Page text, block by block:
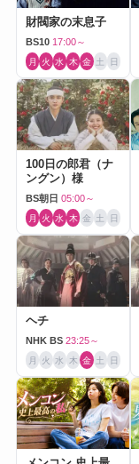
財閥家の末息子
BS10 17:00～
月 火 水 木 金 土 日
100日の郎君（ナ
ングン）様
BS朝日 05:00～
月 火 水 木 金 土 日
ヘチ
NHK BS 23:25～
月 火 水 木 金 土 日